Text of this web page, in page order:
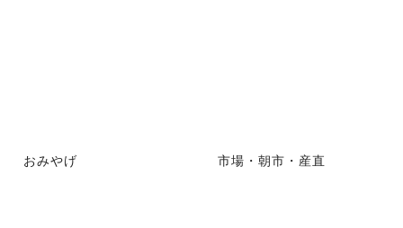
おみやげ 市場・朝市・産直